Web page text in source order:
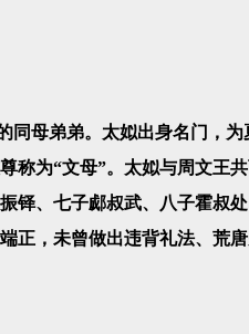
母弟弟。太姒出身名门，为
称为“文母”。太姒与周文王
铎、七子郕叔武、八子霍叔
正，未曾做出违背礼法、荒唐